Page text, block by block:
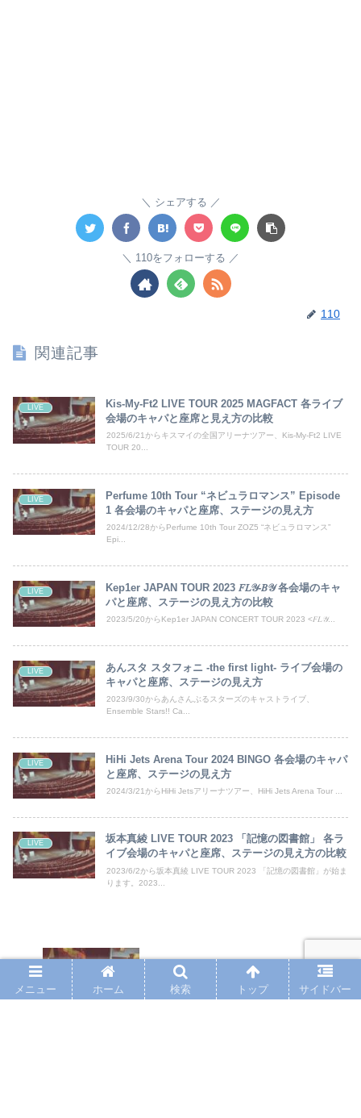
シェアする
110をフォローする
110
関連記事
LIVE
Kis-My-Ft2 LIVE TOUR 2025 MAGFACT 各ライブ
会場のキャパと座席と見え方の比較
2025/6/21からキスマイの全国アリーナツアー、Kis-My-Ft2 LIVE
TOUR 20...
LIVE
Perfume 10th Tour “ネビュラロマンス” Episode
1 各会場のキャパと座席、ステージの見え方
2024/12/28からPerfume 10th Tour ZOZ5 “ネビュラロマンス”
Epi...
LIVE
Kep1er JAPAN TOUR 2023 𝐹𝐿𝒴-𝐵𝒴 各会場のキャ
パと座席、ステージの見え方の比較
2023/5/20からKep1er JAPAN CONCERT TOUR 2023 <𝐹𝐿𝒴...
LIVE
あんスタ スタフォニ -the first light- ライブ会場の
キャパと座席、ステージの見え方
2023/9/30からあんさんぶるスターズのキャストライブ、
Ensemble Stars!! Ca...
LIVE
HiHi Jets Arena Tour 2024 BINGO 各会場のキャパ
と座席、ステージの見え方
2024/3/21からHiHi Jetsアリーナツアー、HiHi Jets Arena Tour ...
LIVE
坂本真綾 LIVE TOUR 2023 「記憶の図書館」 各ラ
イブ会場のキャパと座席、ステージの見え方の比較
2023/6/2から坂本真綾 LIVE TOUR 2023 「記憶の図書館」が始ま
ります。2023...
ナオト・インティライミ LIVE TOUR
2023 SUMMER 各会場のキャパと座席、
ステージの見え方の比較
メニュー ホーム 検索 トップ サイドバー